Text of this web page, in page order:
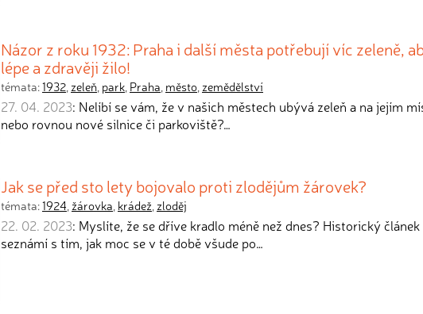
Názor z roku 1932: Praha i další města potřebují víc zeleně,
lépe a zdravěji žilo!
témata:1932, zeleň, park, Praha, město, zemědělství
27. 04. 2023: Nelíbí se vám, že v našich městech ubývá zeleň a na jejím
nebo rovnou nové silnice či parkoviště?…
Jak se před sto lety bojovalo proti zlodějům žárovek?
témata:1924, žárovka, krádež, zloděj
22. 02. 2023: Myslíte, že se dříve kradlo méně než dnes? Historický
seznámí s tím, jak moc se v té době všude po…